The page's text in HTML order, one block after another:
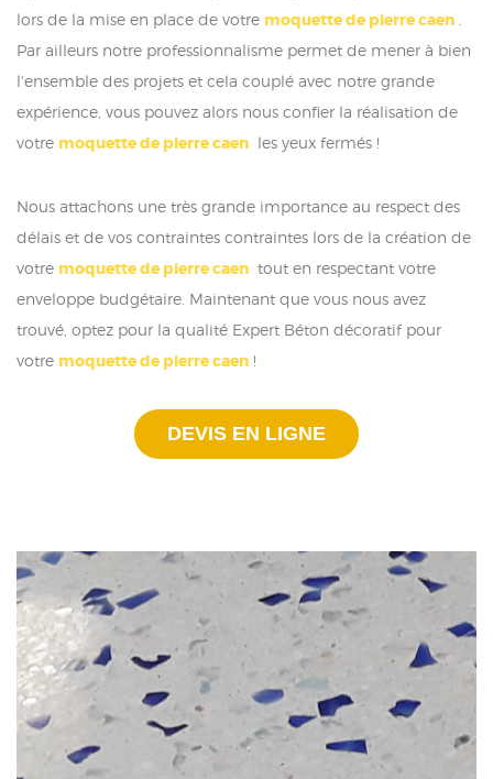
lors de la mise en place de votre moquette de pierre caen
Par ailleurs notre professionnalisme permet de mener à bien
l'ensemble des projets et cela couplé avec notre grande
expérience, vous pouvez alors nous confier la réalisation de
votre moquette de pierre caen les yeux fermés !
Nous attachons une très grande importance au respect des
délais et de vos contraintes contraintes lors de la création de
votre moquette de pierre caen tout en respectant votre
enveloppe budgétaire. Maintenant que vous nous avez
trouvé, optez pour la qualité Expert Béton décoratif pour
votre moquette de pierre caen !
DEVIS EN LIGNE